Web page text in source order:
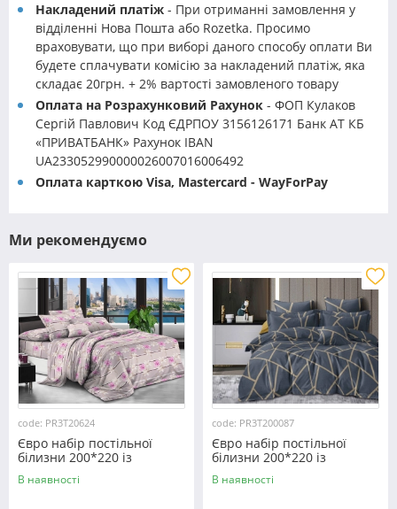
Накладений платіж - При отриманні замовлення у
відділенні Нова Пошта або Rozetka. Просимо
враховувати, що при виборі даного способу оплати Ви
будете сплачувати комісію за накладений платіж, яка
складає 20грн. + 2% вартості замовленого товару
Оплата на Розрахунковий Рахунок - ФОП Кулаков
Сергій Павлович Код ЄДРПОУ 3156126171 Банк АТ КБ
«ПРИВАТБАНК» Рахунок IBAN
UA233052990000026007016006492
Оплата карткою Visa, Mastercard - WayForPay
Ми рекомендуємо
code: PR3T20624
Євро набір постільної
білизни 200*220 із
полікотону №20624
Черешенка™
В наявності
code: PR3T200087
Євро набір постільної
білизни 200*220 із
полікотону №200087
Черешенька™
В наявності